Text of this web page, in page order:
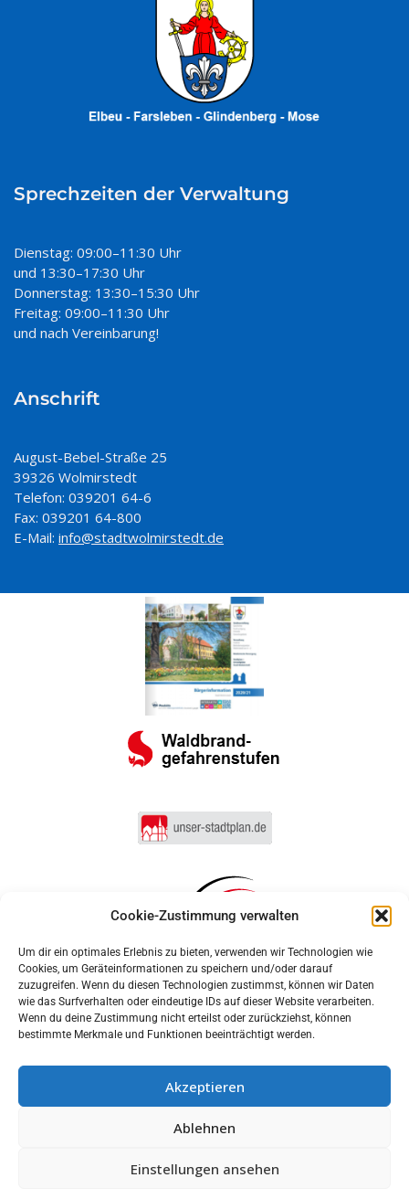
Cookie-Zustimmung verwalten
Um dir ein optimales Erlebnis zu bieten, verwenden wir Technologien wie
Cookies, um Geräteinformationen zu speichern und/oder darauf
zuzugreifen. Wenn du diesen Technologien zustimmst, können wir Daten
wie das Surfverhalten oder eindeutige IDs auf dieser Website verarbeiten.
Wenn du deine Zustimmung nicht erteilst oder zurückziehst, können
bestimmte Merkmale und Funktionen beeinträchtigt werden.
Akzeptieren
Ablehnen
Einstellungen ansehen
Sprechzeiten der Verwaltung
Dienstag: 09:00–11:30 Uhr
und 13:30–17:30 Uhr
Donnerstag: 13:30–15:30 Uhr
Freitag: 09:00–11:30 Uhr
und nach Vereinbarung!
Anschrift
August-Bebel-Straße 25
39326 Wolmirstedt
Telefon: 039201 64-6
Fax: 039201 64-800
E-Mail: info@stadtwolmirstedt.de
Anmelden
Barrierefreiheit
Nachrichten